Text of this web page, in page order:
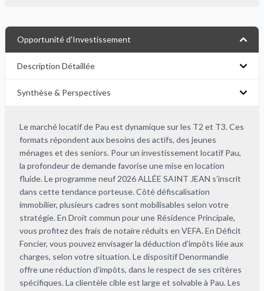
Opportunité d'Investissement
Description Détaillée
Synthèse & Perspectives
Le marché locatif de Pau est dynamique sur les T2 et T3. Ces
formats répondent aux besoins des actifs, des jeunes
ménages et des seniors. Pour un investissement locatif Pau,
la profondeur de demande favorise une mise en location
fluide. Le programme neuf 2026 ALLÉE SAINT JEAN s’inscrit
dans cette tendance porteuse. Côté défiscalisation
immobilier, plusieurs cadres sont mobilisables selon votre
stratégie. En Droit commun pour une Résidence Principale,
vous profitez des frais de notaire réduits en VEFA. En Déficit
Foncier, vous pouvez envisager la déduction d’impôts liée aux
charges, selon votre situation. Le dispositif Denormandie
offre une réduction d’impôts, dans le respect de ses critères
spécifiques. La clientèle cible est large et solvable à Pau. Les